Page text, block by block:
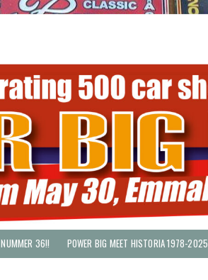
36!! POWER BIG MEET HISTORIA 1978-2025